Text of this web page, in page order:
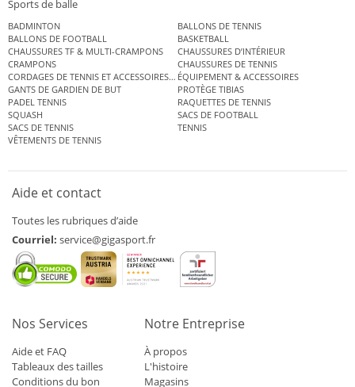
Sports de balle
BADMINTON
BALLONS DE TENNIS
BALLONS DE FOOTBALL
BASKETBALL
CHAUSSURES TF & MULTI-CRAMPONS
CHAUSSURES D’INTÉRIEUR
CRAMPONS
CHAUSSURES DE TENNIS
CORDAGES DE TENNIS ET ACCESSOIRES DE TENNISÉQUIPEMENT & ACCESSOIRES
GANTS DE GARDIEN DE BUT
PROTÈGE TIBIAS
PADEL TENNIS
RAQUETTES DE TENNIS
SQUASH
SACS DE FOOTBALL
SACS DE TENNIS
TENNIS
VÊTEMENTS DE TENNIS
Aide et contact
Toutes les rubriques d’aide
Courriel: service@gigasport.fr
Nos Services
Aide et FAQ
Tableaux des tailles
Conditions du bon
Notre Entreprise
À propos
L'histoire
Magasins